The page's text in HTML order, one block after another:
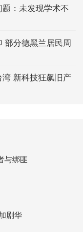
：未发现学术不
部分德黑兰居民周
新科技狂飙旧产
与绑匪
剧华